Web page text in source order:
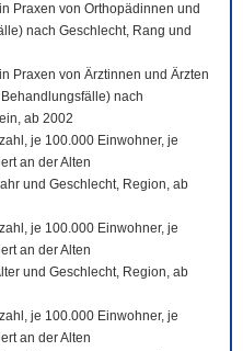
Praxen von Orthopädinnen und
nach Geschlecht, Rang und
Praxen von Ärztinnen und Ärzten
nach
ab 2002
je 100.000 Einwohner, je
an der Alten
und Geschlecht, Region, ab
je 100.000 Einwohner, je
an der Alten
und Geschlecht, Region, ab
je 100.000 Einwohner, je
an der Alten